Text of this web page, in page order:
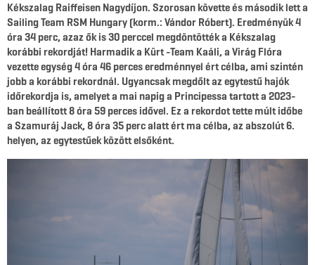
Kékszalag Raiffeisen Nagydíjon. Szorosan követte és második lett a
Sailing Team RSM Hungary (korm.: Vándor Róbert). Eredményük 4
óra 34 perc, azaz ők is 30 perccel megdöntötték a Kékszalag
korábbi rekordját! Harmadik a Kürt -Team Kaáli, a Virág Flóra
vezette egység 4 óra 46 perces eredménnyel ért célba, ami szintén
jobb a korábbi rekordnál. Ugyancsak megdőlt az egytestű hajók
időrekordja is, amelyet a mai napig a Principessa tartott a 2023-
ban beállított 8 óra 59 perces idővel. Ez a rekordot tette múlt időbe
a Szamuráj Jack, 8 óra 35 perc alatt ért ma célba, az abszolút 6.
helyen, az egytestűek között elsőként.